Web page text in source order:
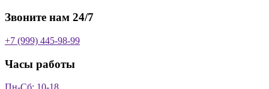
Звоните нам 24/7
+7 (999) 445-98-99
Часы работы